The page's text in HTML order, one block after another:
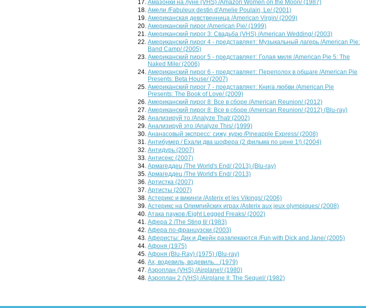
Амазонки на луне (VHS) /Amazon Women on the Moon/ (1987)
Амели /Fabuleux destin d'Amelie Poulain, Le/ (2001)
Американская девственница /American Virgin/ (2009)
Американский пирог /American Pie/ (1999)
Американский пирог 3: Свадьба (VHS) /American Wedding/ (2003)
Американский пирог 4 - представляет: Музыкальный лагерь /American Pie:
Band Camp/ (2005)
Американский пирог 5 - представляет: Голая миля /American Pie 5: The
Naked Mile/ (2006)
Американский пирог 6 - представляет: Переполох в общаге /American Pie
Presents: Beta House/ (2007)
Американский пирог 7 - представляет: Книга любви /American Pie
Presents: The Book of Love/ (2009)
Американский пирог 8: Все в сборе /American Reunion/ (2012)
Американский пирог 8: Все в сборе /American Reunion/ (2012) (Blu-ray)
Анализируй то /Analyze That/ (2002)
Анализируй это /Analyze This/ (1999)
Ананасовый экспресс: сижу, курю /Pineapple Express/ (2008)
Антибумер / Ехали два шофера (2 фильма по цене 1!) (2004)
Антидурь (2007)
Антисекс (2007)
Армагеддец /The World's End/ (2013) (Blu-ray)
Армагеддец /The World's End/ (2013)
Артистка (2007)
Артисты (2007)
Астерикс и викинги /Asterix et les Vikings/ (2006)
Астерикс на Олимпийских играх /Asterix aux jeux olympiques/ (2008)
Атака пауков /Eight Legged Freaks/ (2002)
Афера 2 /The Sting II/ (1983)
Афера по-французски (2003)
Аферисты: Дик и Джейн развлекаются /Fun with Dick and Jane/ (2005)
Афоня (1975)
Афоня (Blu-Ray) (1975) (Blu-ray)
Ах, водевиль, водевиль... (1979)
Аэроплан (VHS) /Airplane!/ (1980)
Аэроплан 2 (VHS) /Airplane II: The Sequel/ (1982)